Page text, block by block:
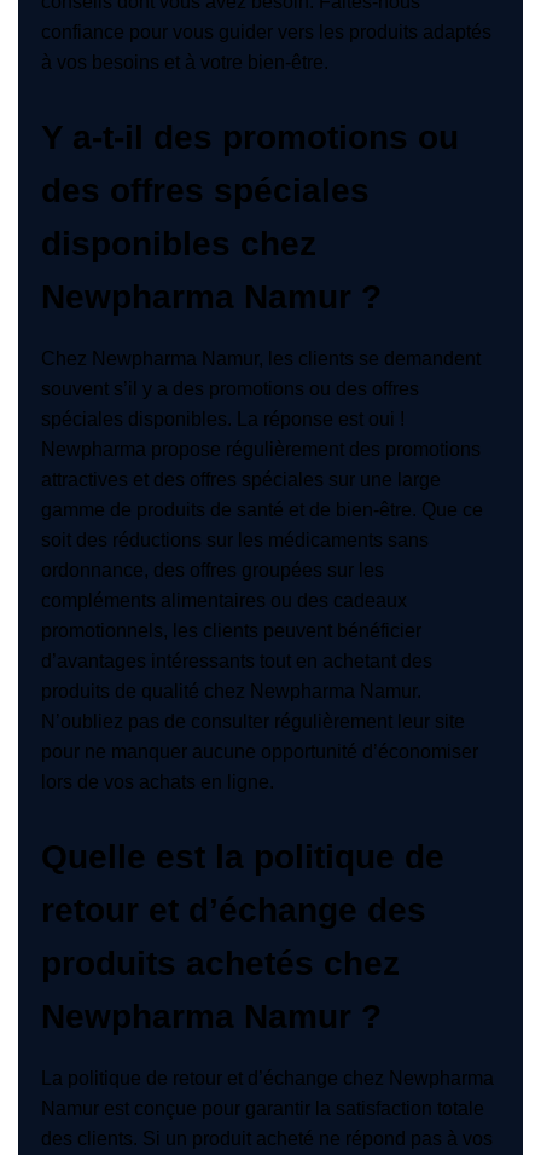
confiance pour vous guider vers les produits adaptés
à vos besoins et à votre bien-être.
Y a-t-il des promotions ou
des offres spéciales
disponibles chez
Newpharma Namur ?
Chez Newpharma Namur, les clients se demandent
souvent s’il y a des promotions ou des offres
spéciales disponibles. La réponse est oui !
Newpharma propose régulièrement des promotions
attractives et des offres spéciales sur une large
gamme de produits de santé et de bien-être. Que ce
soit des réductions sur les médicaments sans
ordonnance, des offres groupées sur les
compléments alimentaires ou des cadeaux
promotionnels, les clients peuvent bénéficier
d’avantages intéressants tout en achetant des
produits de qualité chez Newpharma Namur.
N’oubliez pas de consulter régulièrement leur site
pour ne manquer aucune opportunité d’économiser
lors de vos achats en ligne.
Quelle est la politique de
retour et d’échange des
produits achetés chez
Newpharma Namur ?
La politique de retour et d’échange chez Newpharma
Namur est conçue pour garantir la satisfaction totale
des clients. Si un produit acheté ne répond pas à vos